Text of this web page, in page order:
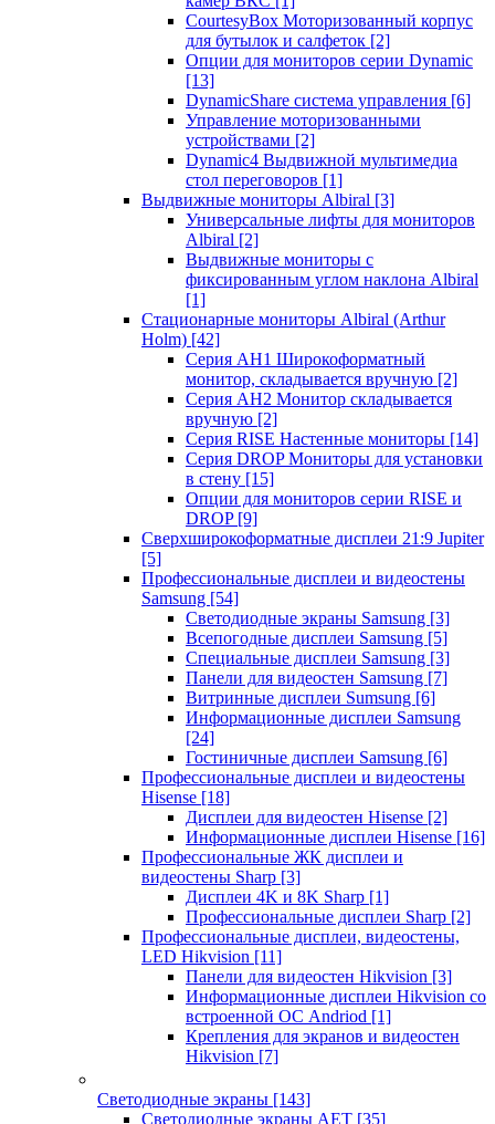
CourtesyBox Моторизованный корпус
для бутылок и салфеток [2]
Опции для мониторов серии Dynamic
[13]
DynamicShare система управления [6]
Управление моторизованными
устройствами [2]
Dynamic4 Выдвижной мультимедиа
стол переговоров [1]
Выдвижные мониторы Albiral [3]
Универсальные лифты для мониторов
Albiral [2]
Выдвижные мониторы с
фиксированным углом наклона Albiral
[1]
Стационарные мониторы Albiral (Arthur
Holm) [42]
Серия AH1 Широкоформатный
монитор, складывается вручную [2]
Серия AH2 Монитор складывается
вручную [2]
Серия RISE Настенные мониторы [14]
Серия DROP Мониторы для установки
в стену [15]
Опции для мониторов серии RISE и
DROP [9]
Сверхширокоформатные дисплеи 21:9 Jupiter
[5]
Профессиональные дисплеи и видеостены
Samsung [54]
Светодиодные экраны Samsung [3]
Всепогодные дисплеи Samsung [5]
Специальные дисплеи Samsung [3]
Панели для видеостен Samsung [7]
Витринные дисплеи Sumsung [6]
Информационные дисплеи Samsung
[24]
Гостиничные дисплеи Samsung [6]
Профессиональные дисплеи и видеостены
Hisense [18]
Дисплеи для видеостен Hisense [2]
Информационные дисплеи Hisense [16]
Профессиональные ЖК дисплеи и
видеостены Sharp [3]
Дисплеи 4K и 8K Sharp [1]
Профессиональные дисплеи Sharp [2]
Профессиональные дисплеи, видеостены,
LED Hikvision [11]
Панели для видеостен Hikvision [3]
Информационные дисплеи Hikvision со
встроенной ОС Andriod [1]
Крепления для экранов и видеостен
Hikvision [7]
Светодиодные экраны [143]
Светодиодные экраны AET [35]